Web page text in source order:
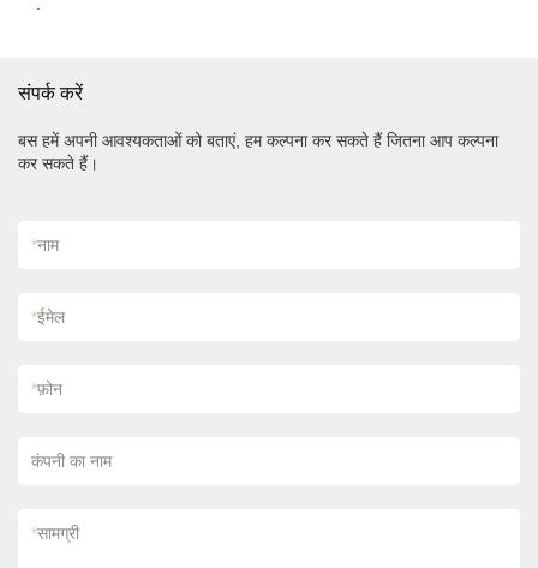
संपर्क करें
बस हमें अपनी आवश्यकताओं को बताएं, हम कल्पना कर सकते हैं जितना आप कल्पना
कर सकते हैं।
*नाम
*ईमेल
*फ़ोन
कंपनी का नाम
*सामग्री